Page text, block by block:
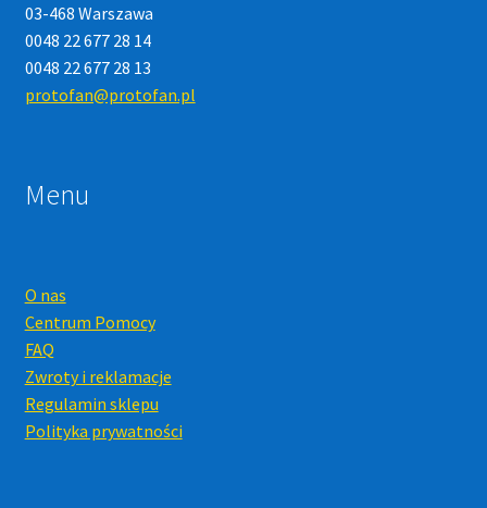
03-468 Warszawa
0048 22 677 28 14
0048 22 677 28 13
protofan@protofan.pl
Menu
O nas
Centrum Pomocy
FAQ
Zwroty i reklamacje
Regulamin sklepu
Polityka prywatności